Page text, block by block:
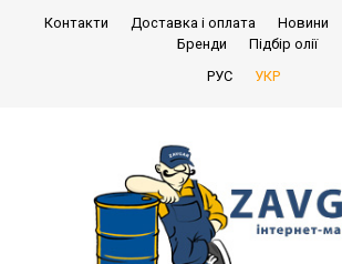
Контакти Доставка і оплата Новини
Бренди
Підбір олії
РУС
УКР